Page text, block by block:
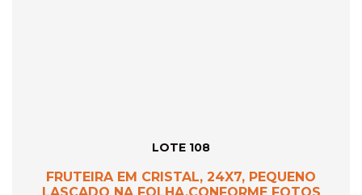
LOTE 108
FRUTEIRA EM CRISTAL, 24X7, PEQUENO